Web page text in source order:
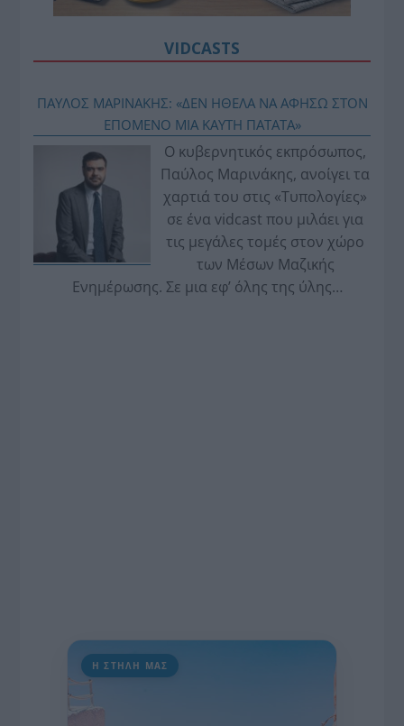
VIDCASTS
ΠΑΥΛΟΣ ΜΑΡΙΝΑΚΗΣ: «ΔΕΝ ΗΘΕΛΑ ΝΑ ΑΦΗΣΩ ΣΤΟΝ
ΕΠΟΜΕΝΟ ΜΙΑ ΚΑΥΤΗ ΠΑΤΑΤΑ»
Ο κυβερνητικός εκπρόσωπος,
Παύλος Μαρινάκης, ανοίγει τα
χαρτιά του στις «Τυπολογίες»
σε ένα vidcast που μιλάει για
τις μεγάλες τομές στον χώρο
των Μέσων Μαζικής
Ενημέρωσης. Σε μια εφ’ όλης της ύλης
Η ΣΤΗΛΗ ΜΑΣ